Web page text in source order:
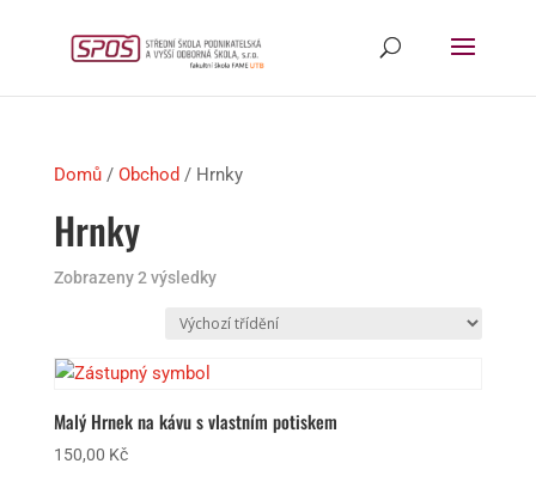
Domů/ Obchod / Hrnky
Hrnky
Zobrazeny 2 výsledky
Malý Hrnek na kávu s vlastním potiskem
150,00 Kč